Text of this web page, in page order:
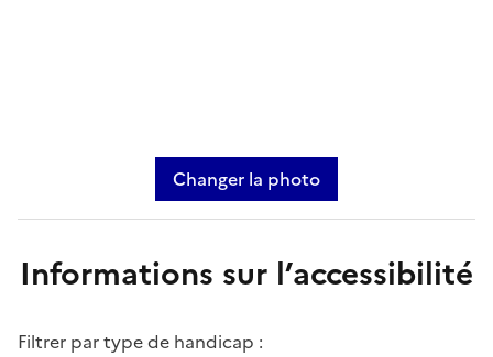
Changer la photo
Informations sur l’accessibilité
Filtrer par type de handicap :